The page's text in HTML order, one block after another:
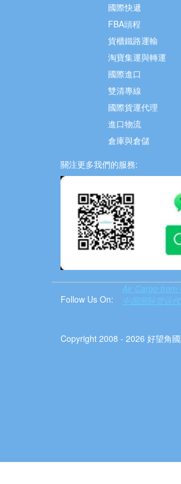
國際快遞
FBA頭程
貨櫃鐵路運輸
淘寶集運與轉運
國際進口
雙清專線
國際貨運代理
進口物流
倉庫與倉儲
關注更多我們的服務:
Follow Us On:
Air Cargo from
中国国际货运
Copyright 2008 - 2026 好望角